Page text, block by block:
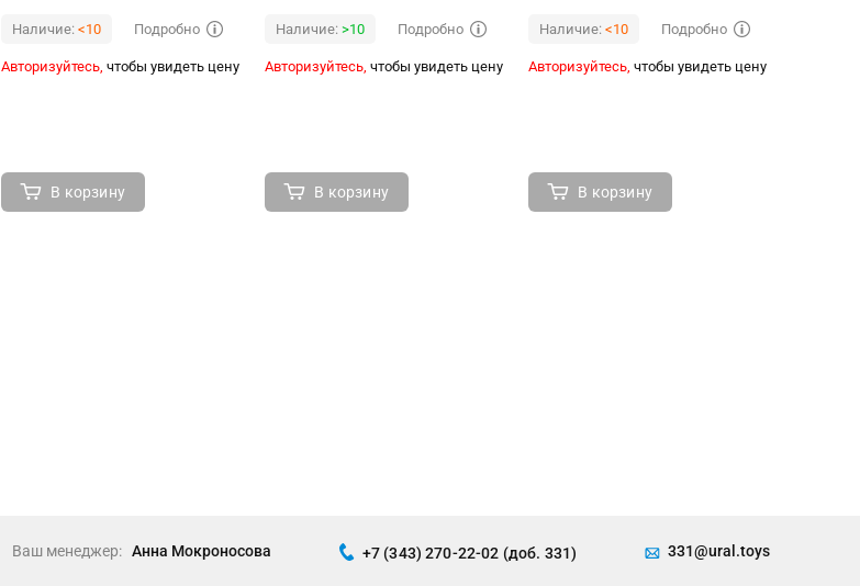
Наличие: <10 Подробно
Авторизуйтесь, чтобы увидеть цену
В корзину
Наличие: >10 Подробно
Авторизуйтесь, чтобы увидеть цену
В корзину
Наличие: <10 Подробно
Авторизуйтесь, чтобы увидеть цену
В корзину
Ваш менеджер: Анна Мокроносова +7 (343) 270-22-02 (доб. 331) 331@ural.toys